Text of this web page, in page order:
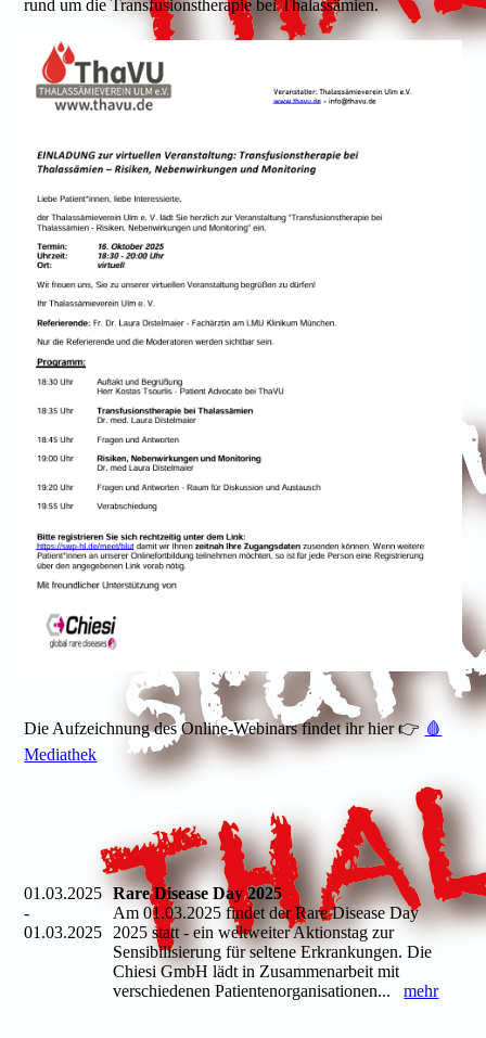
rund um die Transfusionstherapie bei Thalassämien.
Die Aufzeichnung des Online-Webinars findet ihr hier 👉 🩸
Mediathek
01.03.2025
-
01.03.2025
Rare Disease Day 2025
Am 01.03.2025 findet der Rare Disease Day
2025 statt - ein weltweiter Aktionstag zur
Sensibilisierung für seltene Erkrankungen. Die
Chiesi GmbH lädt in Zusammenarbeit mit
verschiedenen Patientenorganisationen...mehr